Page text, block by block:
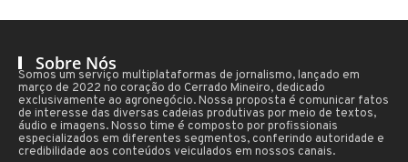
Sobre Nós
Somos um serviço multiplataformas de jornalismo, lançado em
março de 2022 no coração do Cerrado Mineiro, dedicado
exclusivamente ao agronegócio. Nossa proposta é comunicar fatos
de interesse das diversas cadeias produtivas por meio de textos,
áudio e imagens. Nosso time é composto por profissionais
especializados em diferentes segmentos, conferindo autoridade e
credibilidade aos conteúdos veiculados em nossos canais.